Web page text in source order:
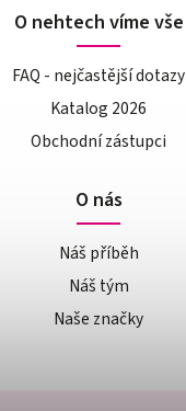
O nehtech víme vše
FAQ - nejčastější dotazy
Katalog 2026
Obchodní zástupci
O nás
Náš příběh
Náš tým
Naše značky